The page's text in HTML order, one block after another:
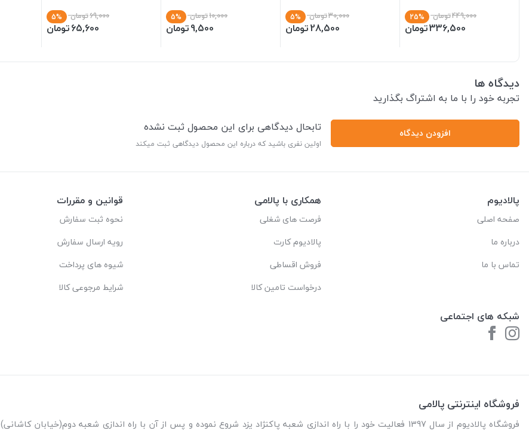
449,000تومان 25%
336,500تومان
30,000تومان 5%
28,500تومان
10,000تومان 5%
9,500تومان
69,000تومان 5%
65,600تومان
دیدگاه ها
تجربه خود را با ما به اشتراگ بگذارید
افزودن دیدگاه تابحال دیدگاهی برای این محصول ثبت نشده
اولین نفری باشید که درباره این محصول دیدگاهی ثبت میکند
پالادیوم
صفحه اصلی
درباره ما
تماس با ما
شبکه های اجتماعی
همکاری با پالامی
فرصت های شغلی
پالادیوم کارت
فروش اقساطی
درخواست تامین کالا
قوانین و مقررات
نحوه ثبت سفارش
رویه ارسال سفارش
شیوه های پرداخت
شرایط مرجوعی کالا
فروشگاه اینترنتی پالامی
فروشگاه پالادیوم از سال 1397 فعالیت خود را با راه اندازی شعبه پاکنژاد یزد شروع نموده و پس از آن با راه اندازی شعبه دوم(خیابان کاشانی)